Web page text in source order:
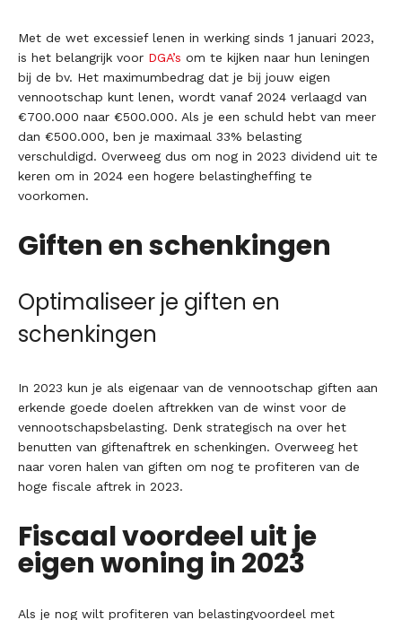
Met de wet excessief lenen in werking sinds 1 januari 2023,
is het belangrijk voor DGA’s om te kijken naar hun leningen
bij de bv. Het maximumbedrag dat je bij jouw eigen
vennootschap kunt lenen, wordt vanaf 2024 verlaagd van
€700.000 naar €500.000. Als je een schuld hebt van meer
dan €500.000, ben je maximaal 33% belasting
verschuldigd. Overweeg dus om nog in 2023 dividend uit te
keren om in 2024 een hogere belastingheffing te
voorkomen.
Giften en schenkingen
Optimaliseer je giften en
schenkingen
In 2023 kun je als eigenaar van de vennootschap giften aan
erkende goede doelen aftrekken van de winst voor de
vennootschapsbelasting. Denk strategisch na over het
benutten van giftenaftrek en schenkingen. Overweeg het
naar voren halen van giften om nog te profiteren van de
hoge fiscale aftrek in 2023.
Fiscaal voordeel uit je
eigen woning in 2023
Als je nog wilt profiteren van belastingvoordeel met